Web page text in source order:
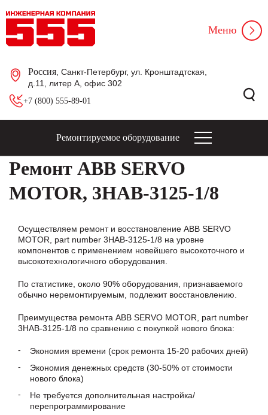
Россия , Санкт-Петербург, ул. Кронштадтская,
д.11, литер А, офис 302
+7 (800) 555-89-01
Меню
Ремонтируемое оборудование
Ремонт ABB SERVO
MOTOR, 3HAB-3125-1/8
Осуществляем ремонт и восстановление ABB SERVO
MOTOR, part number 3HAB-3125-1/8 на уровне
компонентов с применением новейшего высокоточного и
высокотехнологичного оборудования.
По статистике, около 90% оборудования, признаваемого
обычно неремонтируемым, подлежит восстановлению.
Преимущества ремонта ABB SERVO MOTOR, part number
3HAB-3125-1/8 по сравнению с покупкой нового блока:
Экономия времени (срок ремонта 15-20 рабочих дней)
Экономия денежных средств (30-50% от стоимости
нового блока)
Не требуется дополнительная настройка/
перепрограммирование